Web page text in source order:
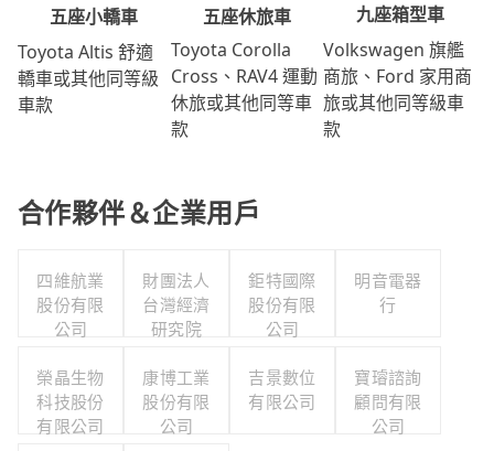
五座小轎車
Toyota Altis 舒適
轎車或其他同等級
車款
五座休旅車
Toyota Corolla
Cross、RAV4 運動
休旅或其他同等車
款
九座箱型車
Volkswagen 旗艦
商旅、Ford 家用商
旅或其他同等級車
款
合作夥伴＆企業用戶
四維航業
股份有限
公司
財團法人
台灣經濟
研究院
鉅特國際
股份有限
公司
明音電器
行
榮晶生物
科技股份
有限公司
康博工業
股份有限
公司
吉景數位
有限公司
寶璿諮詢
顧問有限
公司